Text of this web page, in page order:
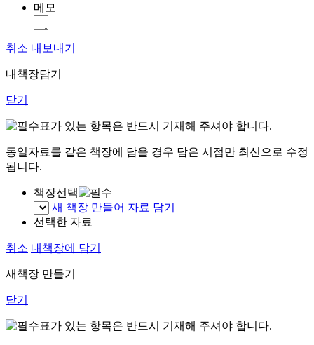
메모
취소 내보내기
내책장담기
닫기
표가 있는 항목은 반드시 기재해 주셔야 합니다.
동일자료를 같은 책장에 담을 경우 담은 시점만 최신으로 수정
됩니다.
책장선택
새 책장 만들어 자료 담기
선택한 자료
취소 내책장에 담기
새책장 만들기
닫기
표가 있는 항목은 반드시 기재해 주셔야 합니다.